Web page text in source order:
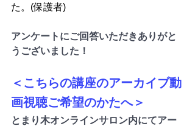
た。(保護者)
アンケートにご回答いただきありがと
うございました！
＜こちらの講座のアーカイブ動
画視聴ご希望のかたへ＞
とまり木オンラインサロン内にてアー